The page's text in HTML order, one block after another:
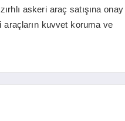
askeri araç satışına onay
araçların kuvvet koruma ve